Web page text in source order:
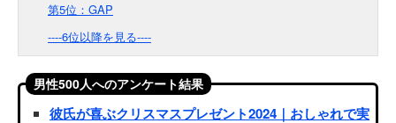
第5位：GAP
----6位以降を見る----
男性500人へのアンケート結果
彼氏が喜ぶクリスマスプレゼント2024｜おしゃれで実